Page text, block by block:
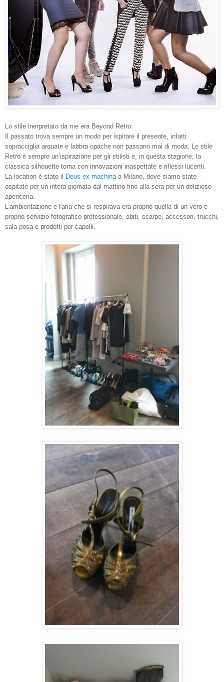
Lo stile inerpretato da me era Beyond Retro:
Il passato trova sempre un modo per ispirare il presente, infatti
sopracciglia arquate e labbra opache non passano mai di moda. Lo stile
Retro è sempre un’ispirazione per gli stilisti e, in questa stagione, la
classica silhouette torna con innovazioni inaspettate e riflessi lucenti.
La location è stato il
Deus ex machina a Milano, dove siamo state
ospitate per un intera giornata dal mattino fino alla sera per un delizioso
apericena.
L'ambientazione e l'aria che si respirava era proprio quella di un vero e
proprio servizio fotografico professionale, abiti, scarpe, accessori, trucchi,
sala posa e prodotti per capelli.